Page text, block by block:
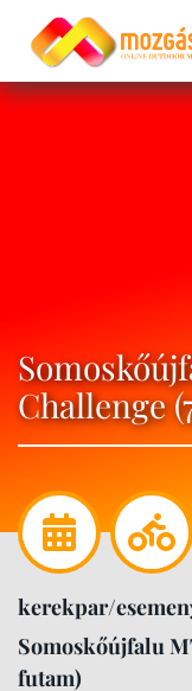
Challenge
kerekpar/
Somoskőújfalu
futam)